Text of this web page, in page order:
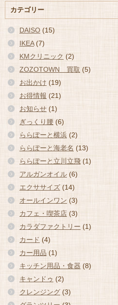
カテゴリー
DAISO (15)
IKEA(7)
KMクリニック (2)
ZOZOTOWN 買取 (5)
お出かけ (19)
お得情報 (21)
お知らせ (1)
ぎっくり腰 (6)
ららぽーと横浜 (2)
ららぽーと海老名 (13)
ららぽーと立川立飛 (1)
アルガンオイル (6)
エクササイズ (14)
オールインワン (3)
カフェ・喫茶店 (3)
カラダファクトリー (1)
カード (4)
カー用品 (1)
キッチン用品・食器 (8)
キャンドゥ (2)
クレンジング (3)